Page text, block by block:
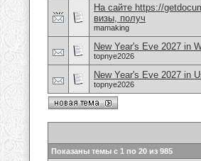
На сайте https://
визы, получ
mamaking
New Year's Eve 2027 in
topnye2026
New Year's Eve 2027 in
topnye2026
Показаны темы с 1 по 20 из 985